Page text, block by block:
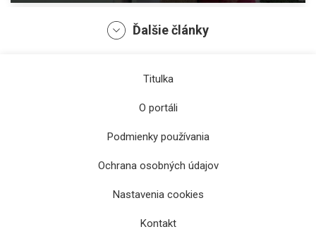
Prešovský kraj a Kežmarok uzavreli dohodu:
Investície smerujú do škôl, mostov a bývania
Ďalšie články
Titulka
O portáli
Podmienky používania
Ochrana osobných údajov
Nastavenia cookies
Kontakt